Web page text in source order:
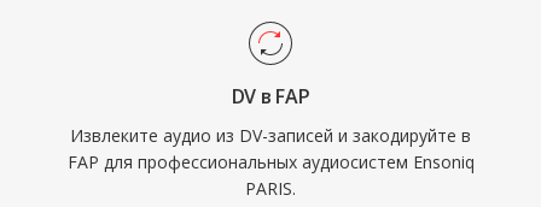
DV в FAP
Извлеките аудио из DV-записей и закодируйте в
FAP для профессиональных аудиосистем Ensoniq
PARIS.